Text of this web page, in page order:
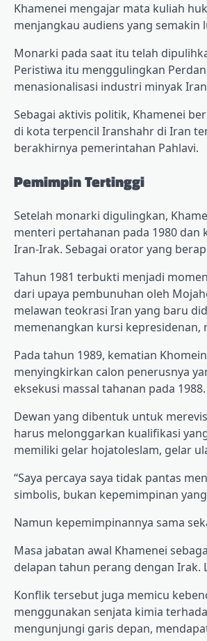
Khamenei mengajar mata kuliah
menjangkau audiens yang
Monarki pada saat itu telah
Peristiwa itu menggulingkan
menasionalisasi industri minyak
Sebagai aktivis politik, Khamenei
di kota terpencil Iranshahr di Iran
berakhirnya pemerintahan Pahlavi.
Pemimpin Tertinggi
Setelah monarki digulingkan,
menteri pertahanan pada 1980 dan
Iran-Irak. Sebagai orator yang
Tahun 1981 terbukti menjadi
dari upaya pembunuhan oleh
melawan teokrasi Iran yang baru
memenangkan kursi
Pada tahun 1989, kematian
menyingkirkan calon penerusnya
eksekusi massal tahanan pada 1988.
Dewan yang dibentuk untuk
harus melonggarkan kualifikasi
memiliki gelar hojatoleslam, gelar
“Saya percaya saya tidak pantas
simbolis, bukan kepemimpinan
Namun kepemimpinannya sama
Masa jabatan awal Khamenei
delapan tahun perang dengan
Konflik tersebut juga memicu
menggunakan senjata kimia
mengunjungi garis depan,